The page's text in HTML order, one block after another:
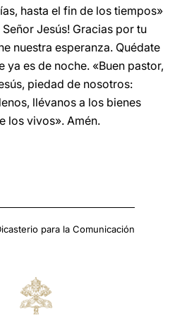
hasta el fin de los tiempos»
Jesús! Gracias por tu
nuestra esperanza. Quédate
es de noche. «Buen pastor,
piedad de nosotros:
llévanos a los bienes
los vivos». Amén.
para la Comunicación